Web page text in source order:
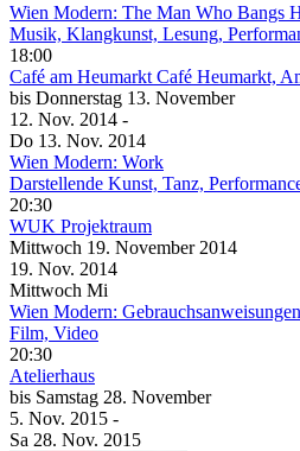
Wien Modern: The Man Who Bangs
Musik, Klangkunst, Lesung,
18:00
Café am Heumarkt Café Heumarkt,
bis Donnerstag 13. November
12. Nov. 2014 -
Do 13. Nov. 2014
Wien Modern: Work
Darstellende Kunst, Tanz,
20:30
WUK Projektraum
Mittwoch 19. November 2014
19. Nov. 2014
Mittwoch Mi
Wien Modern:
Film, Video
20:30
Atelierhaus
bis Samstag 28. November
5. Nov. 2015 -
Sa 28. Nov. 2015